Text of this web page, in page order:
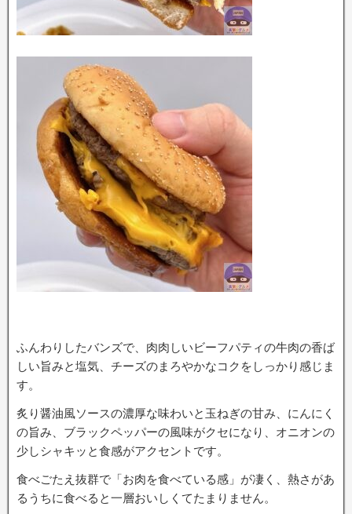
ふんわりしたバンズで、肉肉しいビーフパティの牛肉の香ば
しい旨みと塩気、チーズのまろやかなコクをしっかり感じま
す。
炙り醤油風ソースの濃厚な味わいと玉ねぎの甘み、にんにく
の旨み、ブラックペッパーの風味がクセになり、オニオンの
少しシャキッと食感がアクセントです。
食べごたえ抜群で「お肉を食べている感」が凄く、熱さがあ
るうちに食べると一層おいしくてたまりません。